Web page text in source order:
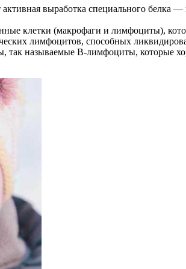
выработка специального белка
клетки (макрофаги и лимфоциты),
лимфоцитов, способных
так называемые В-лимфоциты, которые